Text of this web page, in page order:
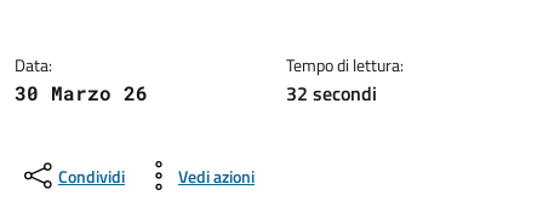
Data:
30 Marzo 26
Tempo di lettura:
32 secondi
Condividi Vedi azioni